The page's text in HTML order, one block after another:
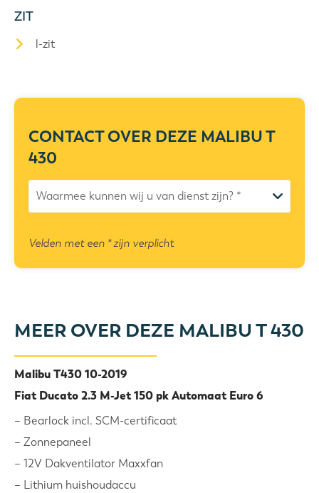
ZIT
l-zit
CONTACT OVER DEZE MALIBU T
430
Velden met een * zijn verplicht
MEER OVER DEZE MALIBU T 430
Malibu T430 10-2019
Fiat Ducato 2.3 M-Jet 150 pk Automaat Euro 6
– Bearlock incl. SCM-certificaat
– Zonnepaneel
– 12V Dakventilator Maxxfan
– Lithium huishoudaccu